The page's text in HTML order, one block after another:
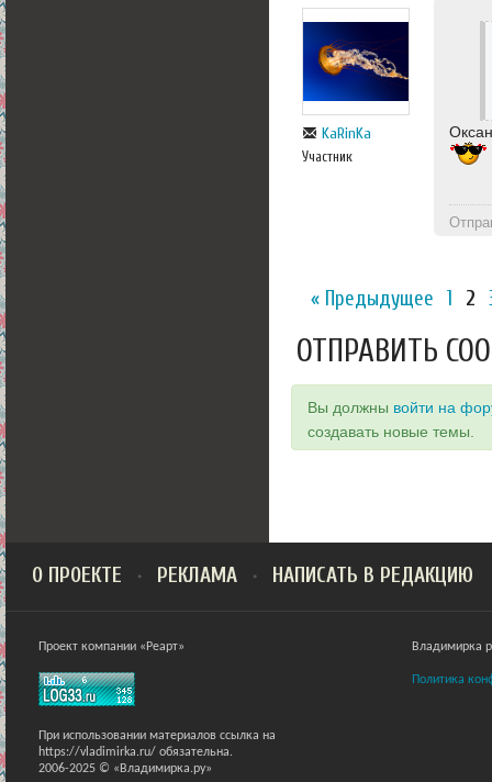
KaRinKa
Участник
« Предыдущее 1 2
ОТПРАВИТЬ
Вы должны войти на
создавать новые темы.
О ПРОЕКТЕ РЕКЛАМА НАПИСАТЬ В РЕДАКЦИЮ
Проект компании «Реарт»
При использовании материалов ссылка на
https://vladimirka.ru/ обязательна.
2006-2025 © «Владимирка.ру»
Владимирка
Политика